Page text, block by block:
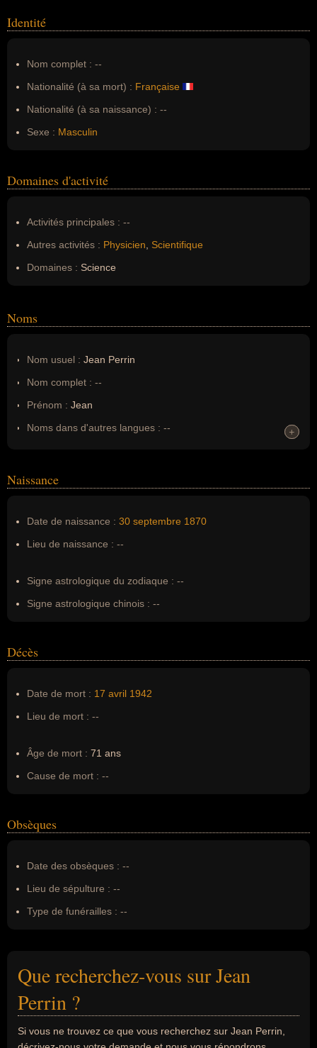
Identité
Nom complet : --
Nationalité (à sa mort) : Française
Nationalité (à sa naissance) : --
Sexe : Masculin
Domaines d'activité
Activités principales : --
Autres activités : Physicien
Scientifique
Domaines : Science
Noms
Nom usuel : Jean Perrin
Nom complet : --
Prénom : Jean
Noms dans d'autres langues : --
Nom de famille :Jean Perrin
+
+
Naissance
Date de naissance : 30 septembre 1870
Lieu de naissance : --
Signe astrologique du zodiaque : --
Signe astrologique chinois : --
Décès
Date de mort : 17 avril 1942
Lieu de mort : --
Âge de mort : 71 ans
Cause de mort : --
Obsèques
Date des obsèques : --
Lieu de sépulture : --
Type de funérailles : --
Que recherchez-vous sur Jean
Perrin ?
Si vous ne trouvez ce que vous recherchez sur Jean Perrin,